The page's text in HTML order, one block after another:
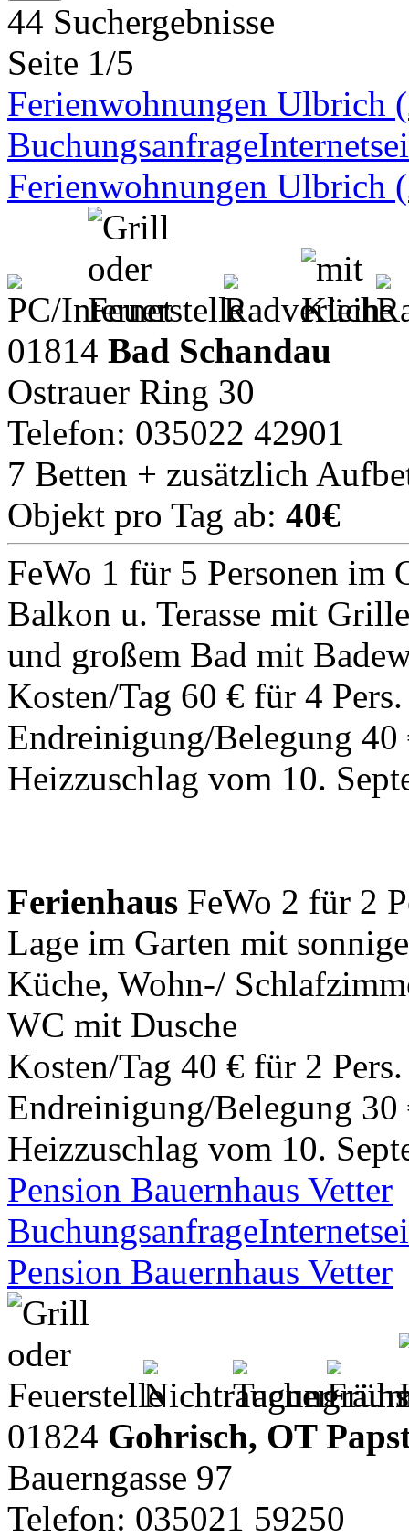
44 Suchergebnisse
Seite 1/5
Ferienwohnungen Ulbrich
Buchungsanfrage
Ferienwohnungen Ulbrich
01814 Bad Schandau
Ostrauer Ring 30
Telefon: 035022 42901
7 Betten + zusätzlich
Objekt pro Tag ab: 40€
FeWo 1 für 5 Personen im
Balkon u. Terasse mit
und großem Bad mit
Kosten/Tag 60 € für 4
Endreinigung/Belegung 40
Heizzuschlag vom 10.
Ferienhaus FeWo 2 für 2
Lage im Garten mit
Küche, Wohn-/
WC mit Dusche
Kosten/Tag 40 € für 2
Endreinigung/Belegung 30
Heizzuschlag vom 10.
Pension Bauernhaus Vetter
Buchungsanfrage
Pension Bauernhaus Vetter
01824 Gohrisch, OT
Bauerngasse 97
Telefon: 035021 59250